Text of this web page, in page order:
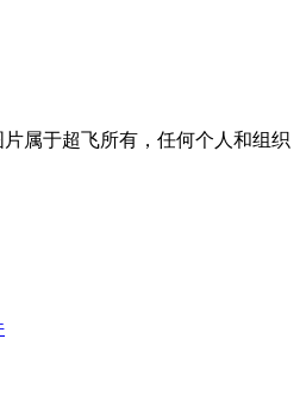
属于超飞所有，任何个人和组织